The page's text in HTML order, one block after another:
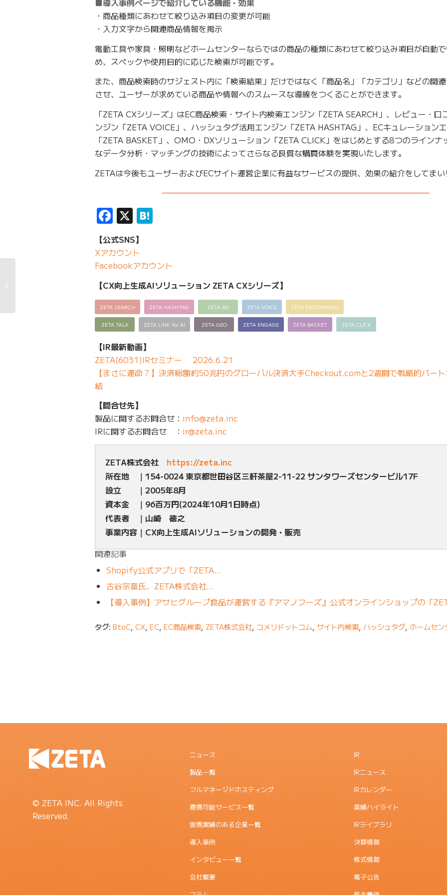
■導入事例ページで紹介している機能・効果
・商品種類にあわせて絞り込み項目の変更が可能
・入力文字から関連商品情報を掲示
電動工具や家具・照明などホームセンターならではの商品の種類にあわせて絞り込み項目が自動
め、スペックや使用目的に応じた検索が可能です。
また、商品検索時のサジェスト内に「検索結果」だけではなく「商品名」「カテゴリ」などの関
させ、ユーザーが求めている商品や情報へのスムースな導線をつくることができます。
「ZETA CXシリーズ」はEC商品検索・サイト内検索エンジン「ZETA SEARCH」、レビュー・口
ンジン「ZETA VOICE」、ハッシュタグ活用エンジン「ZETA HASHTAG」、ECキュレーション
「ZETA BASKET」、OMO・DXソリューション「ZETA CLICK」をはじめとする8つのラインナ
なデータ分析・マッチングの技術によってさらなる良質な購買体験を実現いたします。
ZETAは今後もユーザーおよびECサイト運営企業に有益なサービスの提供、効果の紹介をしてまい
—————————————————————————————————–
Facebook
X
【公式SNS】
Xアカウント
Facebookアカウント
【CX向上生成AIソリューション ZETA CXシリーズ】
ZETA SEARCH ZETA HASHTAG ZETA AD ZETA VOICE ZETA RECOMMEND
ZETA TALK ZETA LINK for AI ZETA GEO ZETA ENGAGE ZETA BASKET ZETA CLICK
【IR最新動画】
ZETA(6031)IRセミナー 2026.6.21
【まさに運命？】決済総額約50兆円のグローバル決済大手Checkout.comと2週間で戦略的パー
結
【問合せ先】
製品に関するお問合せ： info@zeta.inc
IRに関するお問合せ ： ir@zeta.inc
ZETA株式会社 https://zeta.inc
所在地 ｜154-0024 東京都世田谷区三軒茶屋2-11-22 サンタワーズセンタービル17F
設立 ｜2005年8月
資本金 ｜96百万円(2024年10月1日時点)
代表者 ｜山崎 徳之
事業内容｜CX向上生成AIソリューションの開発・販売
関連記事
Shopify公式アプリで「ZETA…
古谷宗章氏、ZETA株式会社…
【導入事例】アサヒグループ食品が運営する『アマノフーズ』公式オンラインショップの「
タグ: BtoC, CX, EC, EC商品検索, ZETA株式会社, コメリドットコム, サイト内検索, ハッシュタグ, ホームセン
© ZETA INC. All Rights
Reserved.
ニュース
製品一覧
フルマネージドホスティング
連携可能サービス一覧
提携実績のある企業一覧
導入事例
インタビュー一覧
会社概要
IR
IRニュース
IRカレンダー
業績ハイライト
IRライブラリ
決算情報
株式情報
電子公告
ZETA？ZETA AD？正しい読み方を簡